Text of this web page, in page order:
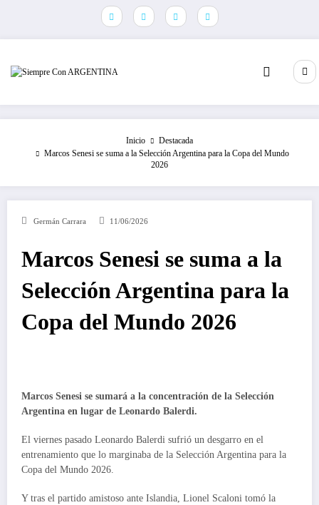
Inicio
Destacada
Marcos Senesi se suma a la Selección Argentina para la Copa del Mundo
2026
Germán Carrara 11/06/2026
Marcos Senesi se suma a la
Selección Argentina para la
Copa del Mundo 2026
Marcos Senesi se sumará a la concentración de la Selección
Argentina en lugar de Leonardo Balerdi.
El viernes pasado Leonardo Balerdi sufrió un desgarro en el
entrenamiento que lo marginaba de la Selección Argentina para la
Copa del Mundo 2026.
Y tras el partido amistoso ante Islandia, Lionel Scaloni tomó la